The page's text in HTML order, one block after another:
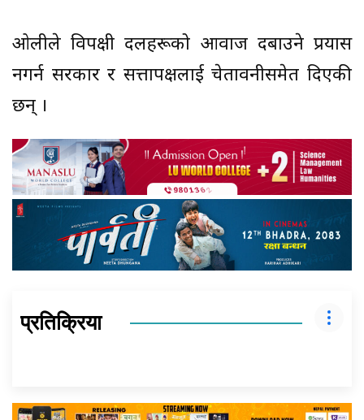
ओलीले विपक्षी दलहरूको आवाज दबाउने प्रयास
नगर्न सरकार र सत्तापक्षलाई चेतावनीसमेत दिएकी
छन् ।
प्रतिक्रिया